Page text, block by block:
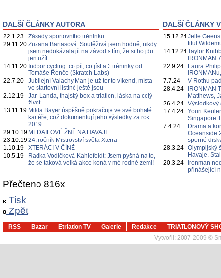
DALŠÍ ČLÁNKY AUTORA
22.1.23
Zásady sportovního tréninku.
29.11.20 Zuzana Bartasová: Soutěživá jsem hodně, nikdy
jsem nedokázala jít na závod s tím, že si ho jdu
jen užít
14.11.20 Indoor cycling: co pít, co jíst a 3 tréninky od
Tomáše Řenče (Skratch Labs)
22.7.20
Jubilejní Valachy Man je už tento víkend, místa
ve startovní listině ještě jsou
2.12.19
Jan Landa, thajský box a triatlon, láska na celý
život...
13.11.19 Milda Bayer úspěšně pokračuje ve své bohaté
kariéře, což dokumentují jeho výsledky za rok
2019.
29.10.19 MEDAILOVÉ ŽNĚ NA HAVAJI
23.10.1924. ročník Mistrovství světa Xterra
1.10.19
XTERÁCI V ČÍNĚ
10.5.19
Radka Vodičková-Kahlefeldt: Jsem pyšná na to,
že se taková velká akce koná v mé rodné zemi!
DALŠÍ ČLÁNKY
15.12.24Jelle
titul
14.12.24Taylor
IRONMAN
22.9.24
Laura
7.7.24
V Rothu
28.4.24
IRONMAN
Matthews,
26.4.24
Výsledkový
17.4.24
Youri
Singapore
7.4.24
Drama a
Oceanside
sporné
28.3.24
Olympijský
Havaje.
20.3.24
Ironman
přinášející
Přečteno 816x
Tisk
Zpět
RSS Bazar Etriatlon TV Galerie Redakce
TRIATLONOVÝ
Vytvořil: 2007-2009 ©